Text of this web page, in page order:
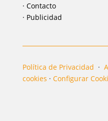
· Contacto
· Publicidad
Política de Privacidad ·
cookies · Configurar